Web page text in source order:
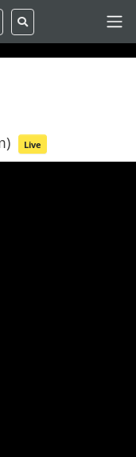
Live